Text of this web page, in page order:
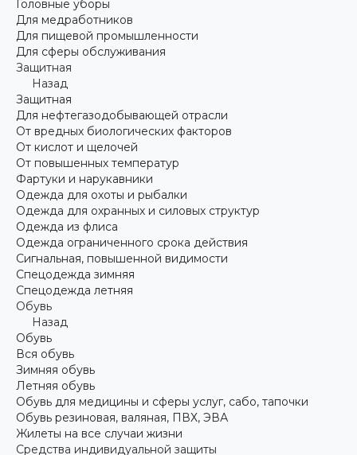
Головные уборы
Для медработников
Для пищевой промышленности
Для сферы обслуживания
Защитная
Назад
Защитная
Для нефтегазодобывающей отрасли
От вредных биологических факторов
От кислот и щелочей
От повышенных температур
Фартуки и нарукавники
Одежда для охоты и рыбалки
Одежда для охранных и силовых структур
Одежда из флиса
Одежда ограниченного срока действия
Сигнальная, повышенной видимости
Спецодежда зимняя
Спецодежда летняя
Обувь
Назад
Обувь
Вся обувь
Зимняя обувь
Летняя обувь
Обувь для медицины и сферы услуг, сабо, тапочки
Обувь резиновая, валяная, ПВХ, ЭВА
Жилеты на все случаи жизни
Средства индивидуальной защиты